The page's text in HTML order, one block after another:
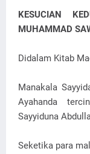
KESUCIAN
MUHAMMAD
Didalam Kitab
Manakala
Ayahanda
Sayyiduna
Seketika para